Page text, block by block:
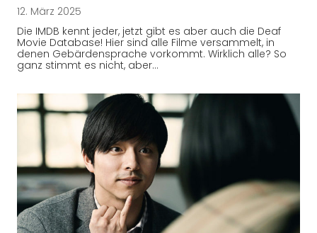
12. März 2025
Die IMDB kennt jeder, jetzt gibt es aber auch die Deaf
Movie Database! Hier sind alle Filme versammelt, in
denen Gebärdensprache vorkommt. Wirklich alle? So
ganz stimmt es nicht, aber…